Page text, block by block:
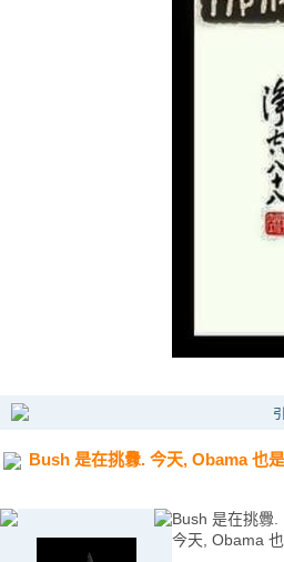
Bush 是在挑釁. 今天, Obama 也
Bush 是在挑釁.
今天, Obama